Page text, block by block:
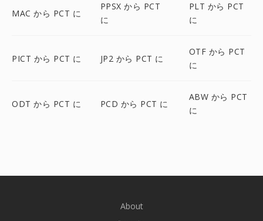
MAC から PCT に
PPSX から PCT
に
PLT から PCT
に
PICT から PCT に JP2 から PCT に
OTF から PCT
に
ODT から PCT に PCD から PCT に
ABW から PCT
に
About